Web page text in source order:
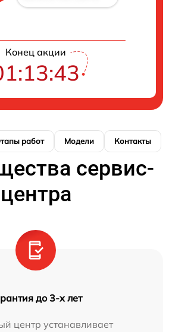
Конец акции
работ Модели Контакты
сервис-
центра
до 3-х лет
центр устанавливает